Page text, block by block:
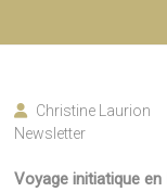
Christine Laurion
Newsletter
Voyage initiatique